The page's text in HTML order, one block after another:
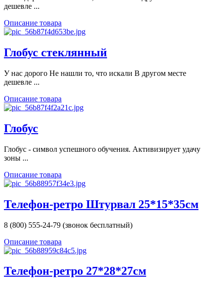
дешевле ...
Описание товара
Глобус стеклянный
У нас дорого Не нашли то, что искали В другом месте
дешевле ...
Описание товара
Глобус
Глобус - символ успешного обучения. Активизирует удачу
зоны ...
Описание товара
Телефон-ретро Штурвал 25*15*35см
8 (800) 555-24-79 (звонок бесплатный)
Описание товара
Телефон-ретро 27*28*27см